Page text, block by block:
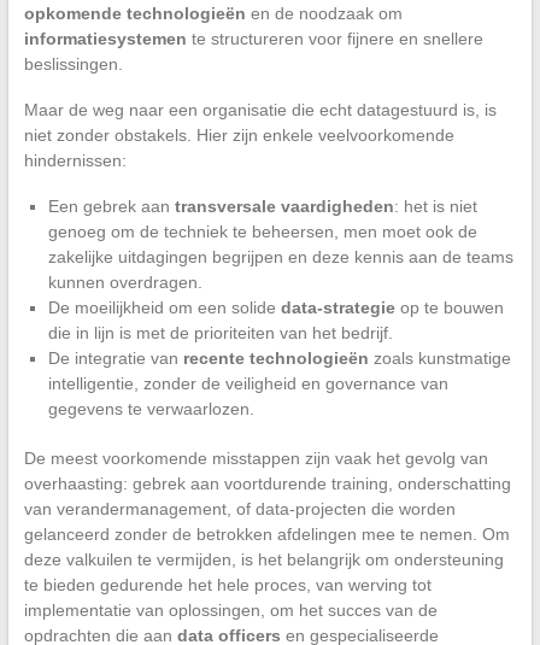
opkomende technologieën en de noodzaak om
informatiesystemen te structureren voor fijnere en snellere
beslissingen.
Maar de weg naar een organisatie die echt datagestuurd is, is
niet zonder obstakels. Hier zijn enkele veelvoorkomende
hindernissen:
Een gebrek aan transversale vaardigheden: het is niet
genoeg om de techniek te beheersen, men moet ook de
zakelijke uitdagingen begrijpen en deze kennis aan de teams
kunnen overdragen.
De moeilijkheid om een solide data-strategieop te bouwen
die in lijn is met de prioriteiten van het bedrijf.
De integratie van recente technologieën zoals kunstmatige
intelligentie, zonder de veiligheid en governance van
gegevens te verwaarlozen.
De meest voorkomende misstappen zijn vaak het gevolg van
overhaasting: gebrek aan voortdurende training, onderschatting
van verandermanagement, of data-projecten die worden
gelanceerd zonder de betrokken afdelingen mee te nemen. Om
deze valkuilen te vermijden, is het belangrijk om ondersteuning
te bieden gedurende het hele proces, van werving tot
implementatie van oplossingen, om het succes van de
opdrachten die aan data officers en gespecialiseerde